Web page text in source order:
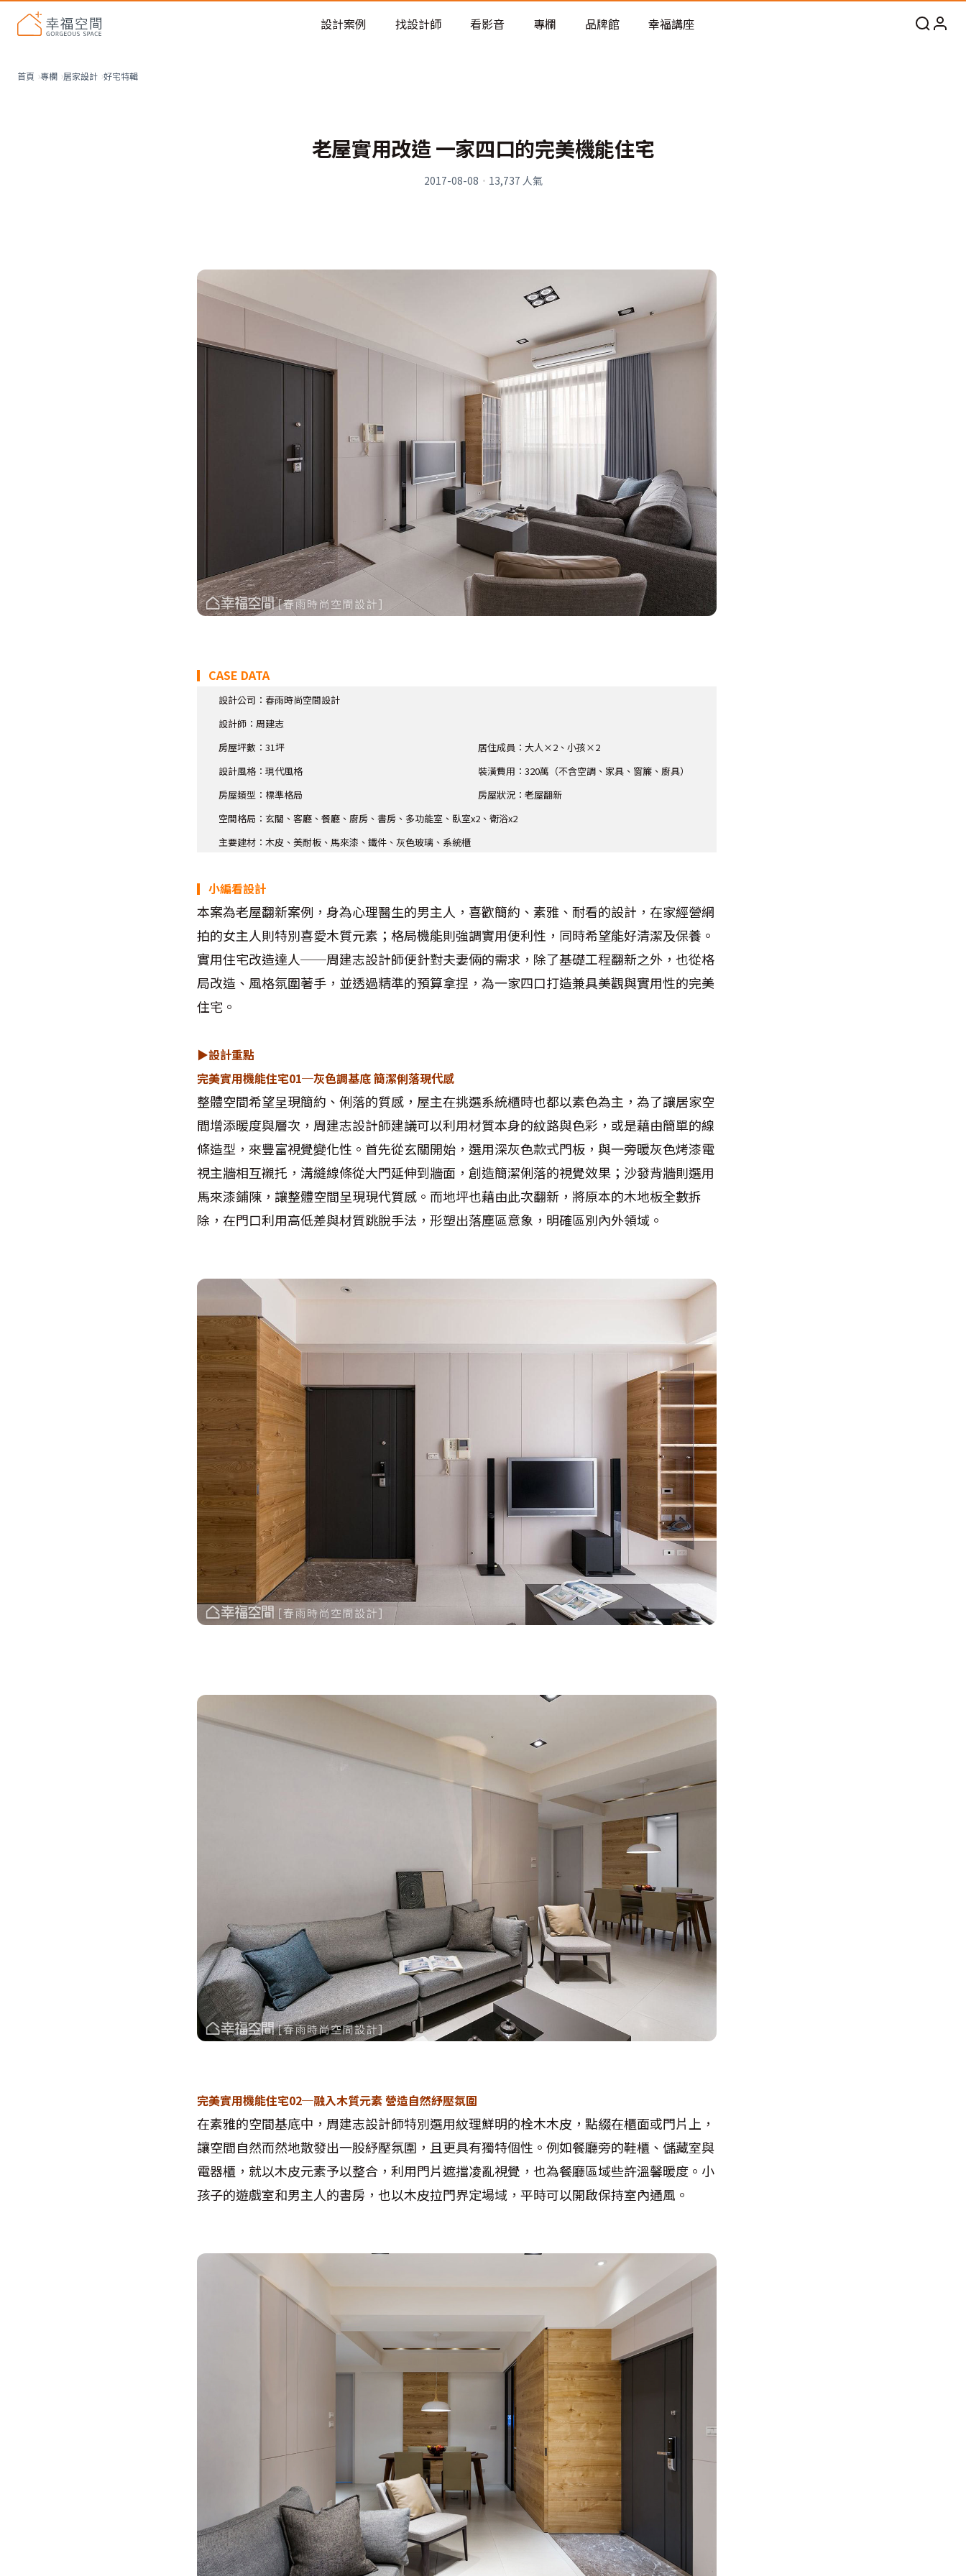
老屋預算分配與高 CP 值煥新術
設計案例 找設計師 看影音 專欄 品牌館 幸福講座
首頁 專欄 居家設計 好宅特輯
老屋實用改造 一家四口的完美機能住宅
2017-08-08 · 13,737 人氣
▎CASE DATA
設計公司：春雨時尚空間設計
設計師 ：周建志
房屋坪數：31坪
設計風格：現代風格
房屋類型：標準格局
居住成員：大人×2、小孩×2
裝潢費用：320萬（不含空調、家具、窗簾、廚具）
房屋狀況：老屋翻新
空間格局：玄關、客廳、餐廳、廚房、書房、多功能室、臥室x2、衛浴x2
主要建材：木皮、美耐板、馬來漆、鐵件、灰色玻璃、系統櫃
▎小編看設計
本案為老屋翻新案例，身為心理醫生的男主人，喜歡簡約、素雅、耐看的設計，在家經營網
拍的女主人則特別喜愛木質元素；格局機能則強調實用便利性，同時希望能好清潔及保養。
實用住宅改造達人──周建志設計師便針對夫妻倆的需求，除了基礎工程翻新之外，也從格
局改造、風格氛圍著手，並透過精準的預算拿捏，為一家四口打造兼具美觀與實用性的完美
住宅。
▶設計重點
完美實用機能住宅01─灰色調基底 簡潔俐落現代感
整體空間希望呈現簡約、俐落的質感，屋主在挑選系統櫃時也都以素色為主，為了讓居家空
間增添暖度與層次，周建志設計師建議可以利用材質本身的紋路與色彩，或是藉由簡單的線
條造型，來豐富視覺變化性。首先從玄關開始，選用深灰色款式門板，與一旁暖灰色烤漆電
視主牆相互襯托，溝縫線條從大門延伸到牆面，創造簡潔俐落的視覺效果；沙發背牆則選用
馬來漆鋪陳，讓整體空間呈現現代質感。而地坪也藉由此次翻新，將原本的木地板全數拆
除，在門口利用高低差與材質跳脫手法，形塑出落塵區意象，明確區別內外領域。
完美實用機能住宅02─融入木質元素 營造自然紓壓氛圍
在素雅的空間基底中，周建志設計師特別選用紋理鮮明的栓木木皮，點綴在櫃面或門片上，
讓空間自然而然地散發出一股紓壓氛圍，且更具有獨特個性。例如餐廳旁的鞋櫃、儲藏室與
電器櫃，就以木皮元素予以整合，利用門片遮擋凌亂視覺，也為餐廳區域些許溫馨暖度。小
孩子的遊戲室和男主人的書房，也以木皮拉門界定場域，平時可以開啟保持室內通風。